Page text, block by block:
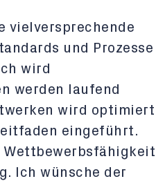
vielversprechende
und Prozesse
wird
werden laufend
wird optimiert
eingeführt.
Ich wünsche der